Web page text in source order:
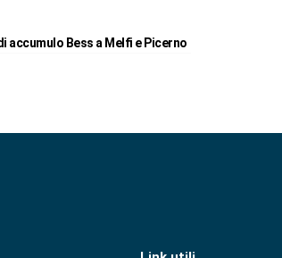
accumulo Bess a Melfi e Picerno